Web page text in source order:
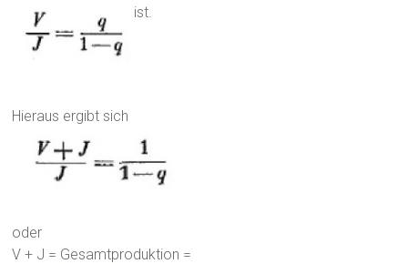
ist.
Hieraus ergibt sich
oder
V + J = Gesamtproduktion =